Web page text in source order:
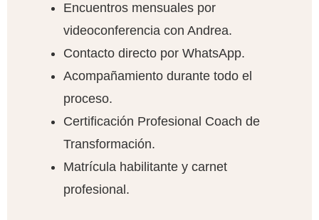
Encuentros mensuales por
videoconferencia con Andrea.
Contacto directo por WhatsApp.
Acompañamiento durante todo el
proceso.
Certificación Profesional Coach de
Transformación.
Matrícula habilitante y carnet
profesional.